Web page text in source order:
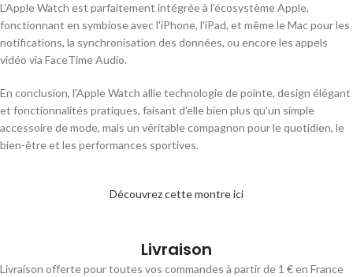
L'Apple Watch est parfaitement intégrée à l'écosystème Apple,
fonctionnant en symbiose avec l'iPhone, l'iPad, et même le Mac pour les
notifications, la synchronisation des données, ou encore les appels
vidéo via FaceTime Audio.
En conclusion, l'Apple Watch allie technologie de pointe, design élégant
et fonctionnalités pratiques, faisant d'elle bien plus qu'un simple
accessoire de mode, mais un véritable compagnon pour le quotidien, le
bien-être et les performances sportives.
Découvrez cette montre ici
Livraison
Livraison offerte pour toutes vos commandes à partir de 1 € en France